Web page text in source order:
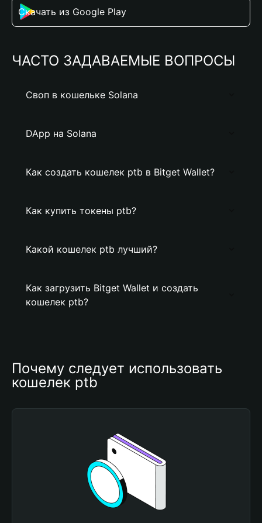
Скачать из Google Play
ЧАСТО ЗАДАВАЕМЫЕ ВОПРОСЫ
Своп в кошельке Solana
DApp на Solana
Как создать кошелек ptb в Bitget Wallet?
Как купить токены ptb?
Какой кошелек ptb лучший?
Как загрузить Bitget Wallet и создать
кошелек ptb?
Почему следует использовать
кошелек ptb